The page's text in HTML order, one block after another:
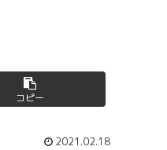
コピー
2021.02.18